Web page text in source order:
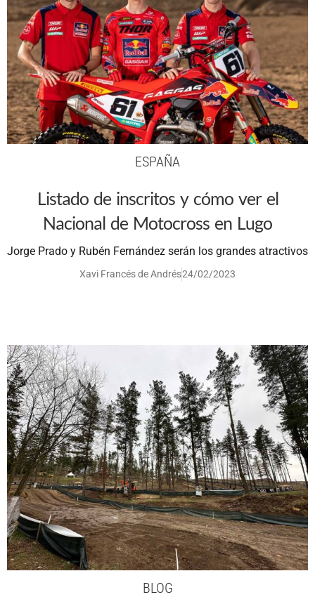
ESPAÑA
Listado de inscritos y cómo ver el
Nacional de Motocross en Lugo
Jorge Prado y Rubén Fernández serán los grandes atractivos
Xavi Francés de Andrés24/02/2023
BLOG